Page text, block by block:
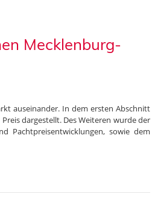
Mecklenburg-
auseinander. In dem ersten Abschnitt
dargestellt. Des Weiteren wurde der
Pachtpreisentwicklungen, sowie dem